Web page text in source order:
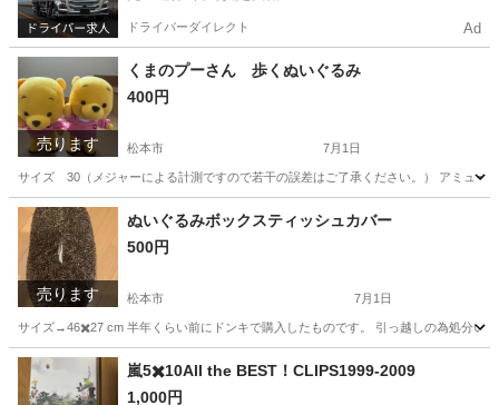
ドライバーダイレクト Ad
売ります
くまのプーさん 歩くぬいぐるみ
400円
松本市 7月1日
サイズ 30（メジャーによる計測ですので若干の誤差はご了承ください。） アミュー
長野 松本市 おもちゃ くまのプーさん
売ります
ぬいぐるみボックスティッシュカバー
500円
松本市 7月1日
サイズ→46✖️27 cm 半年くらい前にドンキで購入したものです。 引っ越しの為処分い
長野 松本市
嵐5✖️10All the BEST！CLIPS1999-2009
1,000円